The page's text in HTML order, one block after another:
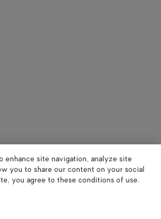
enhance site navigation, analyze site
you to share our content on your social
you agree to these conditions of use.